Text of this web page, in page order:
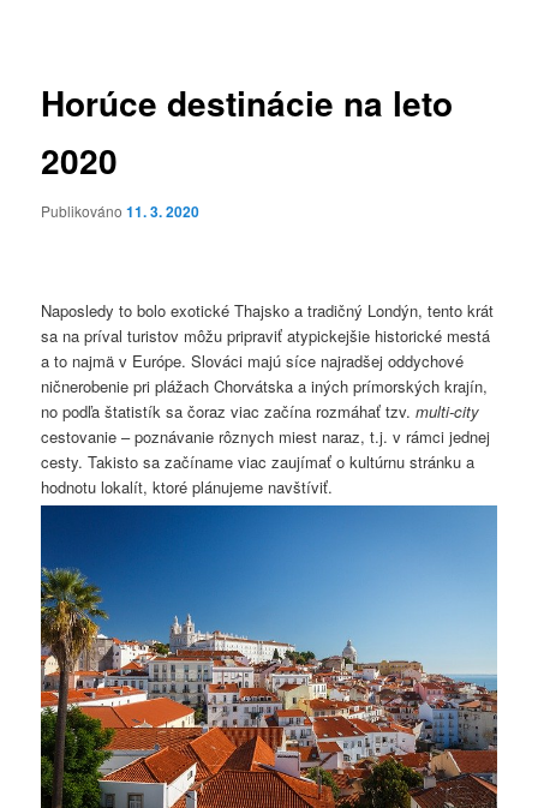
Horúce destinácie na leto
2020
Publikováno11. 3. 2020
Naposledy to bolo exotické Thajsko a tradičný Londýn, tento krát
sa na príval turistov môžu pripraviť atypickejšie historické mestá
a to najmä v Európe. Slováci majú síce najradšej oddychové
ničnerobenie pri plážach Chorvátska a iných prímorských krajín,
no podľa štatistík sa čoraz viac začína rozmáhať tzv.multi-city
cestovanie – poznávanie rôznych miest naraz, t.j. v rámci jednej
cesty. Takisto sa začíname viac zaujímať o kultúrnu stránku a
hodnotu lokalít, ktoré plánujeme navštíviť.